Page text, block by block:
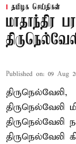
தமிழக செய்திகள்
மாதாந்திர
Published on: 09 Aug
திருநெல்வேலி,
திருநெல்வேலி
திருநெல்வேலி
திருநெல்வேலி